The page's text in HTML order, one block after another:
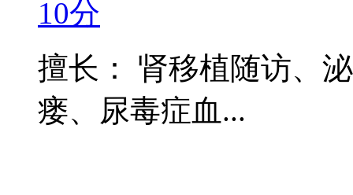
10分
擅长： 肾移植随访、
瘘、尿毒症血...